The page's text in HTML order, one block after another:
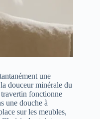
une
douceur minérale du
fonctionne
une douche à
sur les meubles,